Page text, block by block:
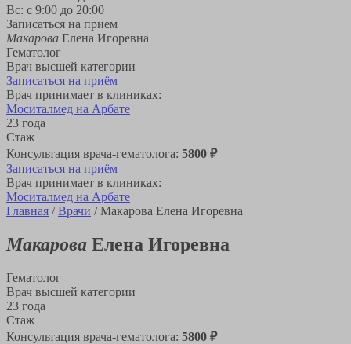
Вс: с 9:00 до 20:00
Записаться на прием
Макарова Елена Игоревна
Гематолог
Врач высшей категории
Записаться на приём
Врач принимает в клиниках:
Моситалмед на Арбате
23 года
Стаж
Консультация врача-гематолога: 5800 ₽
Записаться на приём
Врач принимает в клиниках:
Моситалмед на Арбате
Главная /Врачи /Макарова Елена Игоревна
Макарова Елена Игоревна
Гематолог
Врач высшей категории
23 года
Стаж
Консультация врача-гематолога: 5800 ₽